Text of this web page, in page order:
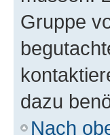
Gruppe
dazu
Nach